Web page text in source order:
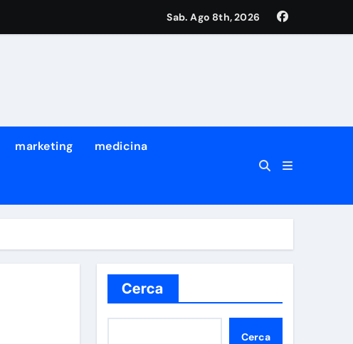
Sab. Ago 8th, 2026
marketing medicina
Cerca
Cerca